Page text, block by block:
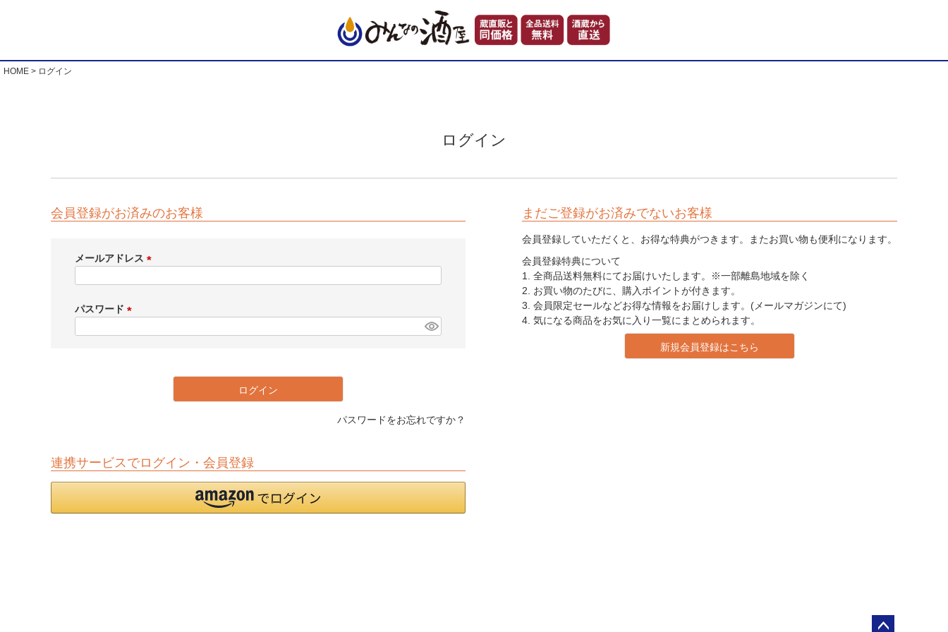
HOME ログイン
ログイン
会員登録がお済みのお客様
メールアドレス
)
パスワード
ログイン
パスワードをお忘れですか？
連携サービスでログイン・会員登録
まだご登録がお済みでないお客様
会員登録していただくと、お得な特典がつきます。またお買い物も便利になります。
会員登録特典について
1. 全商品送料無料にてお届けいたします。※一部離島地域を除く
2. お買い物のたびに、購入ポイントが付きます。
3. 会員限定セールなどお得な情報をお届けします。(メールマガジンにて)
4. 気になる商品をお気に入り一覧にまとめられます。
新規会員登録はこちら